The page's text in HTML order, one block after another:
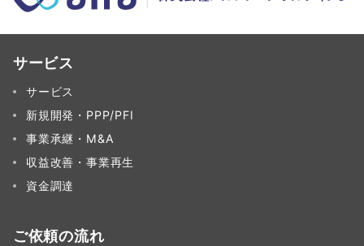
サービス
サービス
新規開発・PPP/PFI
事業承継・M&A
収益改善・事業再生
資金調達
ご依頼の流れ